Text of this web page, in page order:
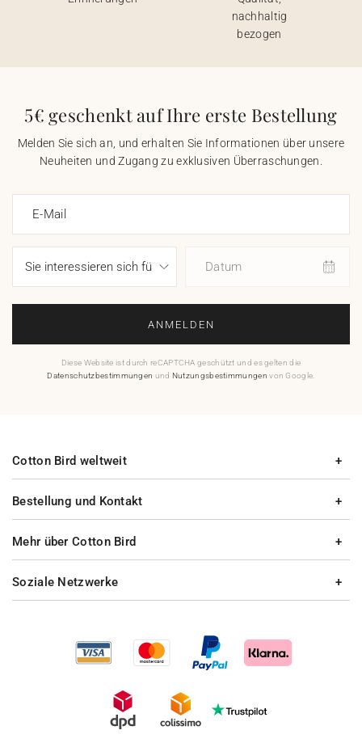
nachhaltig
bezogen
5€ geschenkt auf Ihre erste Bestellung
Melden Sie sich an, und erhalten Sie Informationen über unsere
Neuheiten und Zugang zu exklusiven Überraschungen.
E-Mail
Datum
ANMELDEN
Diese Website ist durch reCAPTCHA geschützt und es gelten die
Datenschutzbestimmungen und Nutzungsbestimmungen von Google.
Bestellung und Kontakt
Mehr über Cotton Bird
Cotton Bird weltweit
Soziale Netzwerke